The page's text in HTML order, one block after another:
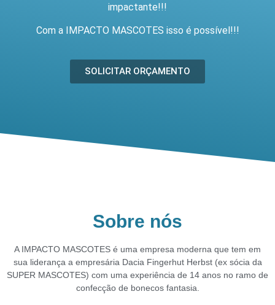
impactante!!!
Com a IMPACTO MASCOTES isso é possível!!!
SOLICITAR ORÇAMENTO
Sobre nós
A IMPACTO MASCOTES é uma empresa moderna que tem em
sua liderança a empresária Dacia Fingerhut Herbst (ex sócia da
SUPER MASCOTES) com uma experiência de 14 anos no ramo de
confecção de bonecos fantasia.